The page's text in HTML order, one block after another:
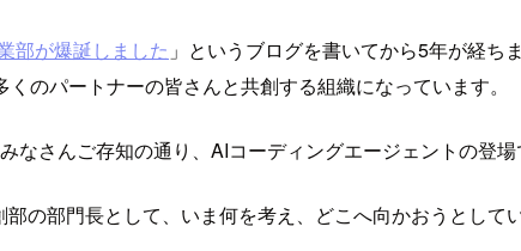
部が爆誕しました 」というブログを書いてから5年が経
のパートナーの皆さんと共創する組織になっています。
なさんご存知の通り、AIコーディングエージェントの登
の部門長として、いま何を考え、どこへ向かおうとして